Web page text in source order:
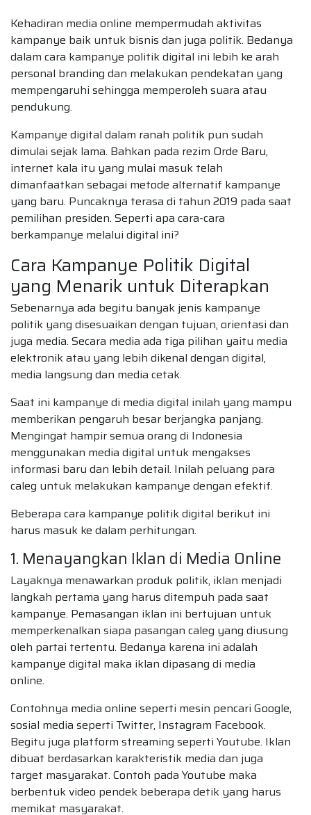
Kehadiran media online mempermudah aktivitas
kampanye baik untuk bisnis dan juga politik. Bedanya
dalam cara kampanye politik digital ini lebih ke arah
personal branding dan melakukan pendekatan yang
mempengaruhi sehingga memperoleh suara atau
pendukung.
Kampanye digital dalam ranah politik pun sudah
dimulai sejak lama. Bahkan pada rezim Orde Baru,
internet kala itu yang mulai masuk telah
dimanfaatkan sebagai metode alternatif kampanye
yang baru. Puncaknya terasa di tahun 2019 pada saat
pemilihan presiden. Seperti apa cara-cara
berkampanye melalui digital ini?
Cara Kampanye Politik Digital
yang Menarik untuk Diterapkan
Sebenarnya ada begitu banyak jenis kampanye
politik yang disesuaikan dengan tujuan, orientasi dan
juga media. Secara media ada tiga pilihan yaitu media
elektronik atau yang lebih dikenal dengan digital,
media langsung dan media cetak.
Saat ini kampanye di media digital inilah yang mampu
memberikan pengaruh besar berjangka panjang.
Mengingat hampir semua orang di Indonesia
menggunakan media digital untuk mengakses
informasi baru dan lebih detail. Inilah peluang para
caleg untuk melakukan kampanye dengan efektif.
Beberapa cara kampanye politik digital berikut ini
harus masuk ke dalam perhitungan.
1. Menayangkan Iklan di Media Online
Layaknya menawarkan produk politik, iklan menjadi
langkah pertama yang harus ditempuh pada saat
kampanye. Pemasangan iklan ini bertujuan untuk
memperkenalkan siapa pasangan caleg yang diusung
oleh partai tertentu. Bedanya karena ini adalah
kampanye digital maka iklan dipasang di media
online.
Contohnya media online seperti mesin pencari Google,
sosial media seperti Twitter, Instagram Facebook.
Begitu juga platform streaming seperti Youtube. Iklan
dibuat berdasarkan karakteristik media dan juga
target masyarakat. Contoh pada Youtube maka
berbentuk video pendek beberapa detik yang harus
memikat masyarakat.